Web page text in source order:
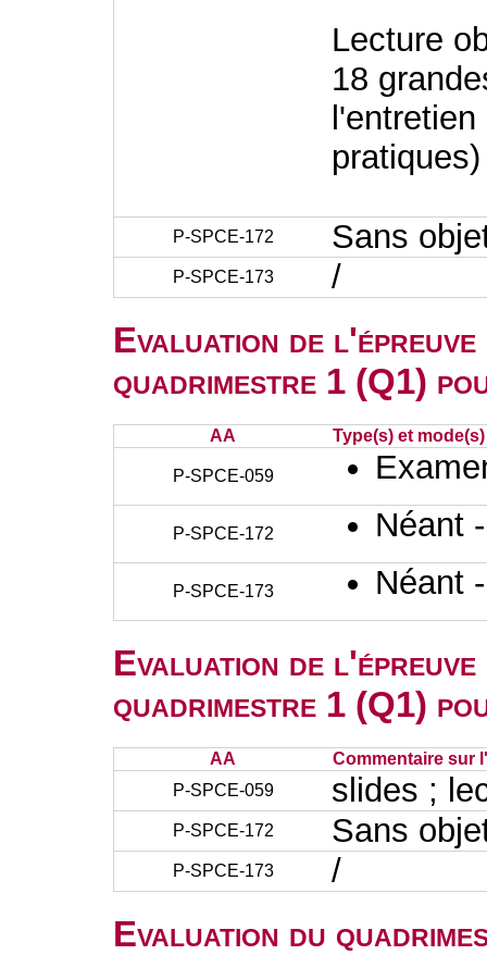
Lecture
18
pratiques)
P-SPCE-172 Sans
P-SPCE-173 /
Evaluation de
quadrimestre 1 (Q1)
AA Type(s) et
P-SPCE-059
P-SPCE-172 Néant
P-SPCE-173 Néant
Evaluation de
quadrimestre 1 (Q1)
AA
Commentaire sur
P-SPCE-059
slides ;
P-SPCE-172 Sans
P-SPCE-173 /
Evaluation du